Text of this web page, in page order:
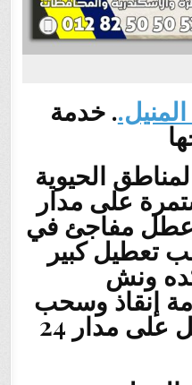
. خدمة
الحيوية
على مدار
عطل مفاجئ في
تعطيل كبير
ونش
إنقاذ وسحب
السيارات في المنيل على مدار 24